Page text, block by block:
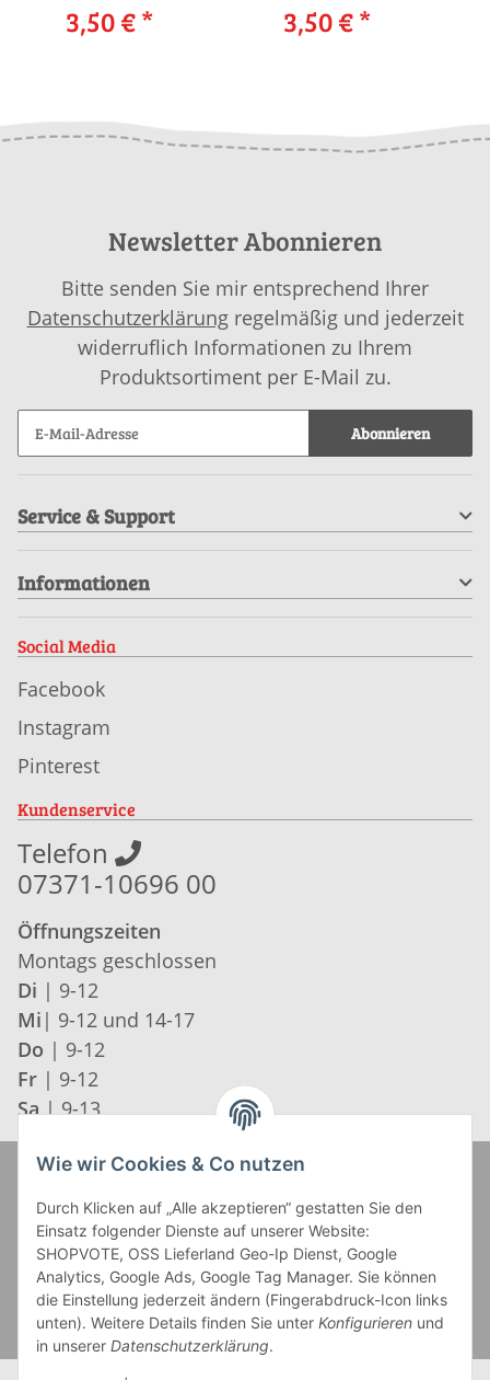
LANGYARNS MALOU
als download
3,50 €*
LANGYARNS LUSSO
als download
3,50 €*
Newsletter Abonnieren
Bitte senden Sie mir entsprechend Ihrer
Datenschutzerklärungregelmäßig und jederzeit
widerruflich Informationen zu Ihrem
Produktsortiment per E-Mail zu.
Abonnieren
Service & Support
Informationen
Social Media
Facebook
Instagram
Pinterest
Kundenservice
Telefon
07371-10696 00
Öffnungszeiten
Montags geschlossen
Di | 9-12
Mi | 9-12 und 14-17
Do | 9-12
Fr | 9-12
Sa | 9-13
Wie wir Cookies & Co nutzen
Durch Klicken auf „Alle akzeptieren“ gestatten Sie den
Einsatz folgender Dienste auf unserer Website:
SHOPVOTE, OSS Lieferland Geo-Ip Dienst, Google
Analytics, Google Ads, Google Tag Manager. Sie können
die Einstellung jederzeit ändern (Fingerabdruck-Icon links
unten). Weitere Details finden Sie unter Konfigurieren und
in unserer Datenschutzerklärung.